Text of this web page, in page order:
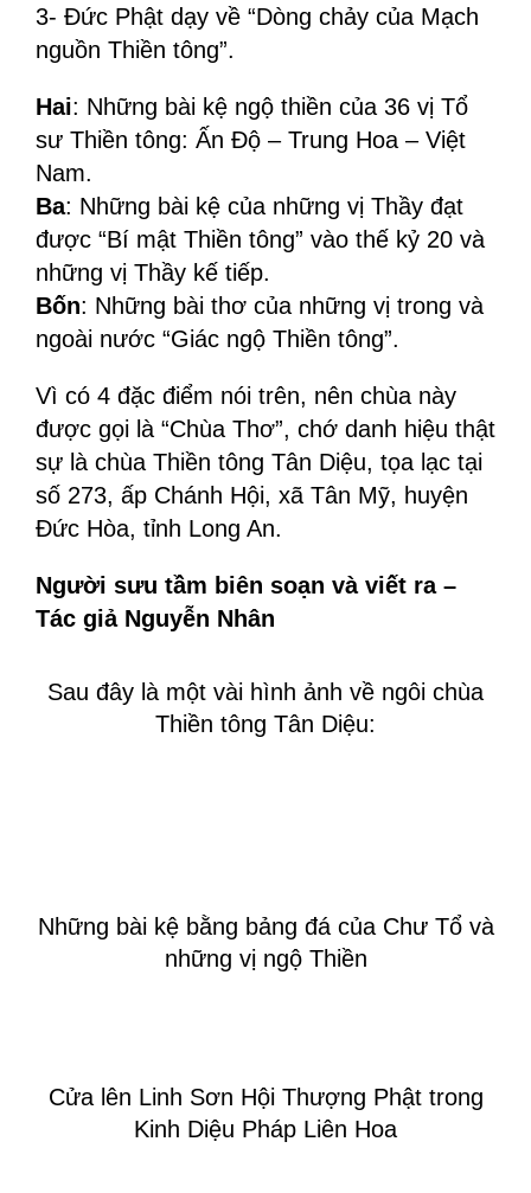
3- Đức Phật dạy về “Dòng chảy của Mạch
nguồn Thiền tông”.
Hai: Những bài kệ ngộ thiền của 36 vị Tổ
sư Thiền tông: Ấn Độ – Trung Hoa – Việt
Nam.
Ba: Những bài kệ của những vị Thầy đạt
được “Bí mật Thiền tông” vào thế kỷ 20 và
những vị Thầy kế tiếp.
Bốn: Những bài thơ của những vị trong và
ngoài nước “Giác ngộ Thiền tông”.
Vì có 4 đặc điểm nói trên, nên chùa này
được gọi là “Chùa Thơ”, chớ danh hiệu thật
sự là chùa Thiền tông Tân Diệu, tọa lạc tại
số 273, ấp Chánh Hội, xã Tân Mỹ, huyện
Đức Hòa, tỉnh Long An.
Người sưu tầm biên soạn và viết ra –
Tác giả Nguyễn Nhân
Sau đây là một vài hình ảnh về ngôi chùa
Thiền tông Tân Diệu:
Những bài kệ bằng bảng đá của Chư Tổ và
những vị ngộ Thiền
Cửa lên Linh Sơn Hội Thượng Phật trong
Kinh Diệu Pháp Liên Hoa